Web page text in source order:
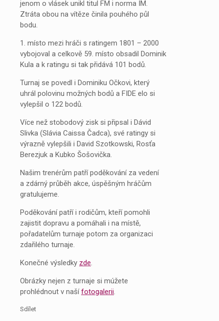
jenom o vlásek unikl titul FM i norma IM.
Ztráta obou na vítěze činila pouhého půl
bodu.
1. místo mezi hráči s ratingem 1801 – 2000
vybojoval a celkově 59. místo obsadil Dominik
Kula a k ratingu si tak přidává 101 bodů.
Turnaj se povedl i Dominiku Očkovi, který
uhrál polovinu možných bodů a FIDE elo si
vylepšil o 122 bodů.
Více než stobodový zisk si připsal i Dávid
Slivka (Slávia Caissa Čadca), své ratingy si
výrazně vylepšili i David Szotkowski, Rosťa
Berezjuk a Kubko Šošovička.
Našim trenérům patří poděkování za vedení
a zdárný průběh akce, úspěšným hráčům
gratulujeme.
Poděkování patří i rodičům, kteří pomohli
zajistit dopravu a pomáhali i na místě,
pořadatelům turnaje potom za organizaci
zdařilého turnaje.
Konečné výsledky zde.
Obrázky nejen z turnaje si múžete
prohlédnout v našífotogalerii.
Sdílet